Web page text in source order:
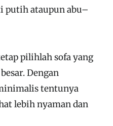
putih ataupun abu–
pilihlah sofa yang
Dengan
tentunya
lebih nyaman dan